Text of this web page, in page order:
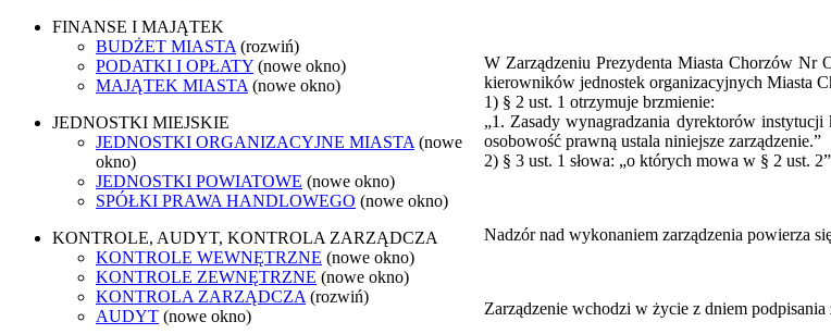
FINANSE I MAJĄTEK
BUDŻET MIASTA (rozwiń)
PODATKI I OPŁATY (nowe okno)
MAJĄTEK MIASTA (nowe okno)
JEDNOSTKI MIEJSKIE
JEDNOSTKI ORGANIZACYJNE MIASTA (nowe
okno)
JEDNOSTKI POWIATOWE (nowe okno)
SPÓŁKI PRAWA HANDLOWEGO (nowe okno)
KONTROLE, AUDYT, KONTROLA ZARZĄDCZA
KONTROLE WEWNĘTRZNE (nowe okno)
KONTROLE ZEWNĘTRZNE (nowe okno)
KONTROLA ZARZĄDCZA (rozwiń)
AUDYT (nowe okno)
W Zarządzeniu Prezydenta Miasta Chorzów Nr
kierowników jednostek organizacyjnych Miasta
1) § 2 ust. 1 otrzymuje brzmienie:
„1. Zasady wynagradzania dyrektorów
osobowość prawną ustala niniejsze zarządzenie.”
2) § 3 ust. 1 słowa: „o których mowa w § 2 ust.
Nadzór nad wykonaniem zarządzenia powierza
Zarządzenie wchodzi w życie z dniem